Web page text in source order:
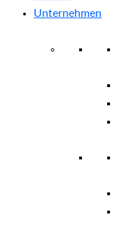
Unternehmen